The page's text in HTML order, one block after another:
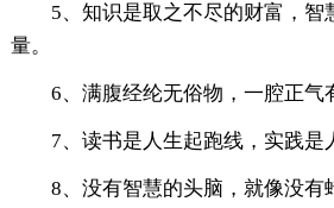
5、知识是取之不尽的财富，智
量。
6、满腹经纶无俗物，一腔正气
7、读书是人生起跑线，实践是
8、没有智慧的头脑，就像没有